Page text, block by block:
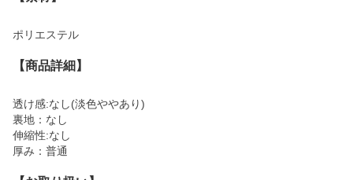
ポリエステル
【商品詳細】
透け感:なし(淡色ややあり)
裏地：なし
伸縮性:なし
厚み：普通